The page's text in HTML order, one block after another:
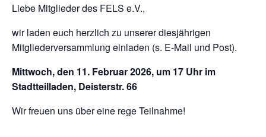
Liebe Mitglieder des FELS e.V.,
wir laden euch herzlich zu unserer diesjährigen
Mitgliederversammlung einladen (s. E-Mail und Post).
Mittwoch, den 11. Februar 2026, um 17 Uhr im
Stadtteilladen, Deisterstr. 66
Wir freuen uns über eine rege Teilnahme!